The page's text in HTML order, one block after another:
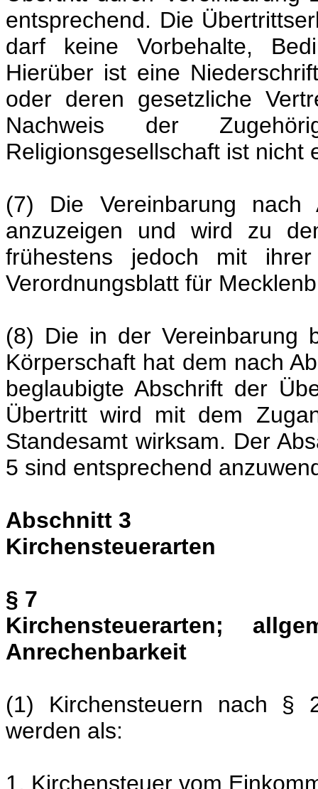
entsprechend. Die
darf keine Vorbehalte,
Hierüber ist eine
oder deren gesetzliche
Nachweis der
Religionsgesellschaft ist nicht
(7) Die Vereinbarung
anzuzeigen und wird zu
frühestens jedoch mit
Verordnungsblatt für
(8) Die in der Vereinbarung
Körperschaft hat dem nach
beglaubigte Abschrift der
Übertritt wird mit dem
Standesamt wirksam. Der
5 sind entsprechend
Abschnitt 3
Kirchensteuerarten
§ 7
Kirchensteuerarten;
Anrechenbarkeit
(1) Kirchensteuern nach §
werden als:
1. Kirchensteuer vom